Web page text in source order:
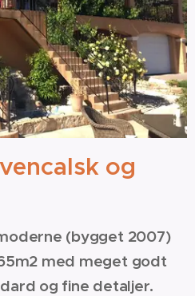
og
(bygget 2007)
med meget godt
og fine detaljer.